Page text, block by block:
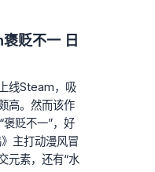
贬不一 日
线Steam，吸
高。然而该作
贬不一”，好
主打动漫风冒
元素，还有“水